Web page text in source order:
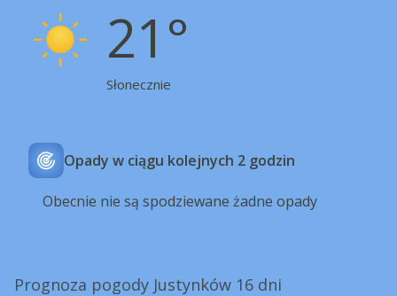
21°
Słonecznie
Opady w ciągu kolejnych 2 godzin
Obecnie nie są spodziewane żadne opady
Prognoza pogody Justynków 16 dni